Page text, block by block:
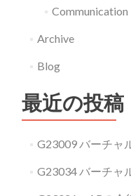
Communication
Archive
Blog
最近の投稿
G23009 バーチャ
G23034 バーチャ